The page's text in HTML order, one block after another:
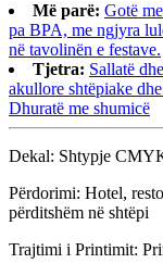
Më parë: Gotë
pa BPA, me ngjyra
në tavolinën e festave.
Tjetra: Sallatë
akullore shtëpiake
Dhuratë me shumicë
Dekal: Shtypje
Përdorimi: Hotel,
përditshëm në shtëpi
Trajtimi i Printimit: